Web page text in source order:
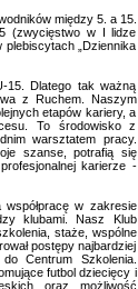
między 5. a 15.
(zwycięstwo w I lidze
„Dziennika
15. Dlatego tak ważną
z Ruchem. Naszym
etapów kariery, a
To środowisko z
warsztatem pracy.
szanse, potrafią się
karierze -
w zakresie
klubami. Nasz Klub
staże, wspólne
postępy najbardziej
Centrum Szkolenia.
futbol dziecięcy i
oraz możliwość